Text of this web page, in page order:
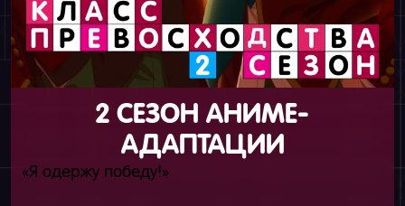
2 СЕЗОН АНИМЕ-
АДАПТАЦИИ
«Я одержу победу!»